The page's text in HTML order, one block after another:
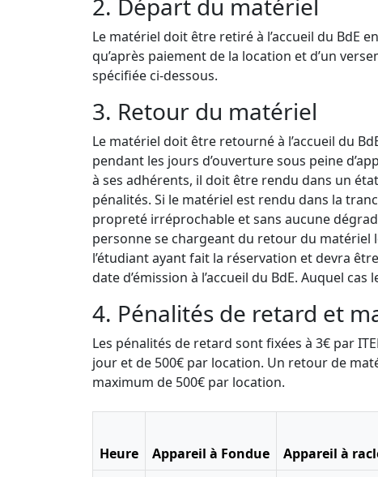
2. Départ du matériel
Le matériel doit être retiré à l’accueil du BdE
qu’après paiement de la location et d’un
spécifiée ci-dessous.
3. Retour du matériel
Le matériel doit être retourné à l’accueil du
pendant les jours d’ouverture sous peine
à ses adhérents, il doit être rendu dans un
pénalités. Si le matériel est rendu dans la
propreté irréprochable et sans aucune
personne se chargeant du retour du matériel
l’étudiant ayant fait la réservation et devra
date d’émission à l’accueil du BdE. Auquel
4. Pénalités de retard et
Les pénalités de retard sont fixées à 3€ par
jour et de 500€ par location. Un retour de
maximum de 500€ par location.
Heure Appareil à Fondue Appareil à